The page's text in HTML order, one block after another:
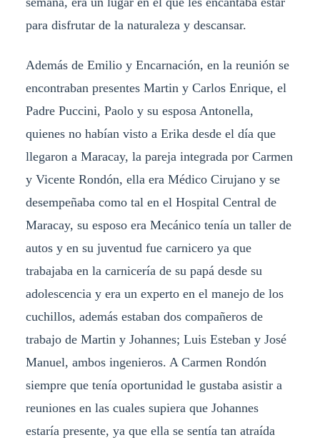
para disfrutar de la naturaleza y descansar.
Además de Emilio y Encarnación, en la reunión se
encontraban presentes Martin y Carlos Enrique, el
Padre Puccini, Paolo y su esposa Antonella,
quienes no habían visto a Erika desde el día que
llegaron a Maracay, la pareja integrada por Carmen
y Vicente Rondón, ella era Médico Cirujano y se
desempeñaba como tal en el Hospital Central de
Maracay, su esposo era Mecánico tenía un taller de
autos y en su juventud fue carnicero ya que
trabajaba en la carnicería de su papá desde su
adolescencia y era un experto en el manejo de los
cuchillos, además estaban dos compañeros de
trabajo de Martin y Johannes; Luis Esteban y José
Manuel, ambos ingenieros. A Carmen Rondón
siempre que tenía oportunidad le gustaba asistir a
reuniones en las cuales supiera que Johannes
estaría presente, ya que ella se sentía tan atraída